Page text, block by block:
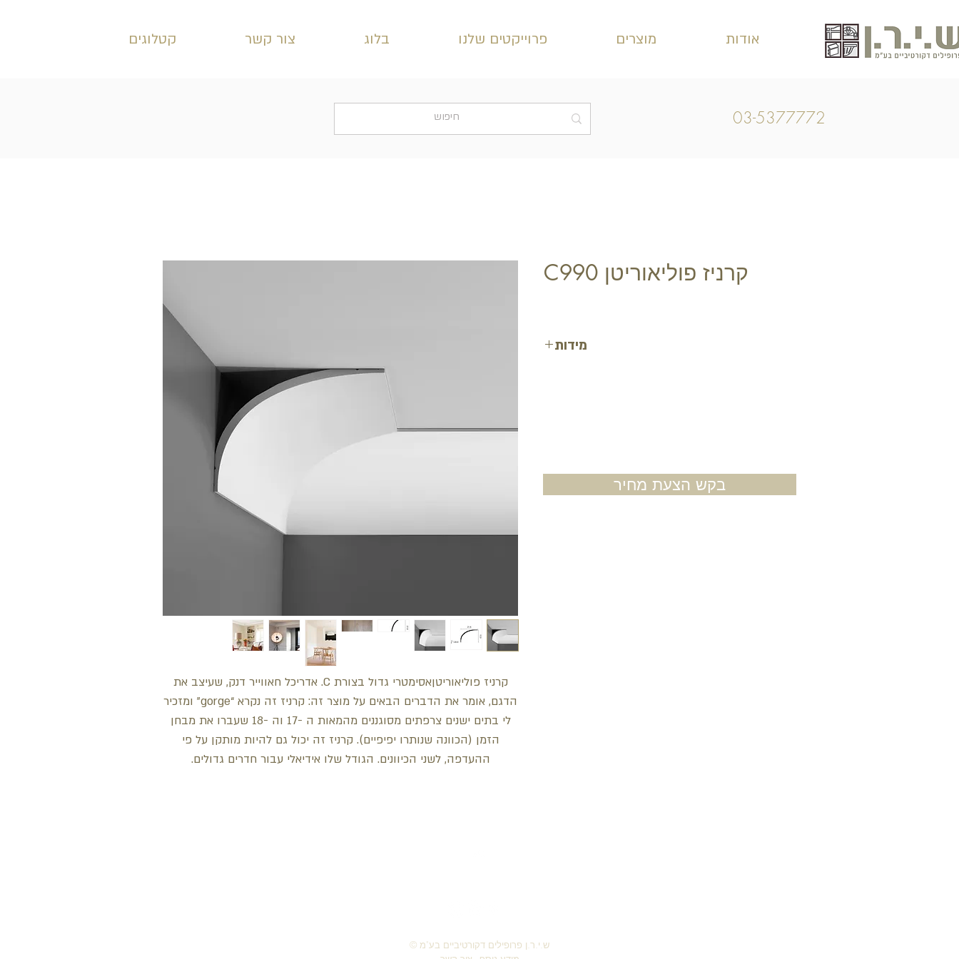
אודות מוצרים פרוייקטים שלנו בלוג צור קשר קטלוגים
03-5377772
קרניז פוליאוריטןאסימטרי גדול בצורת C. אדריכל חאווייר דנק, שעיצב את
הדגם, אומר את הדברים הבאים על מוצר זה: קרניז זה נקרא “gorge” ומזכיר
לי בתים ישנים צרפתים מסוגננים מהמאות ה -17 וה -18 שעברו את מבחן
הזמן (הכוונה שנותרו יפיפיים). קרניז זה יכול גם להיות מותקן על פי
ההעדפה, לשני הכיוונים. הגודל שלו אידיאלי עבור חדרים גדולים.
קרניז פוליאוריטן C990
מידות
בקש הצעת מחיר
© ש.י.ר.ן פרופילים דקורטיביים בע"מ